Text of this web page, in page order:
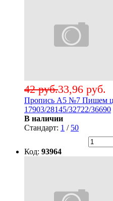
33,96 руб.
42 руб.
Пропись А5 №7 Пишем
17903/28145/32722/36690
В наличии
Стандарт: 1 / 50
Код: 93964